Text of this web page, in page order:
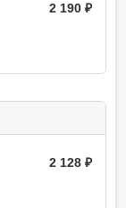
2 190
2 128